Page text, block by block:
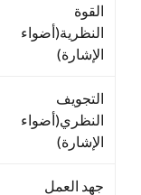
القوة
النظرية(أضواء
الإشارة)
التجويف
النظري(أضواء
الإشارة)
جهد العمل